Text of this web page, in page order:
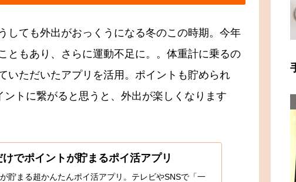
しても外出がおっくうになる冬のこの時期。今年
ともあり、さらに運動不足に。。体重計に乗るの
いただいたアプリを活用。ポイントも貯められ
トに繋がると思うと、外出が楽しくなります
でポイントが貯まるポイ活アプリ
貯まる超かんたんポイ活アプリ。テレビやSNSで「一